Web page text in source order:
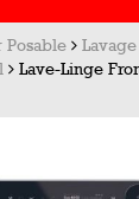
Posable Lavage
Lave-Linge